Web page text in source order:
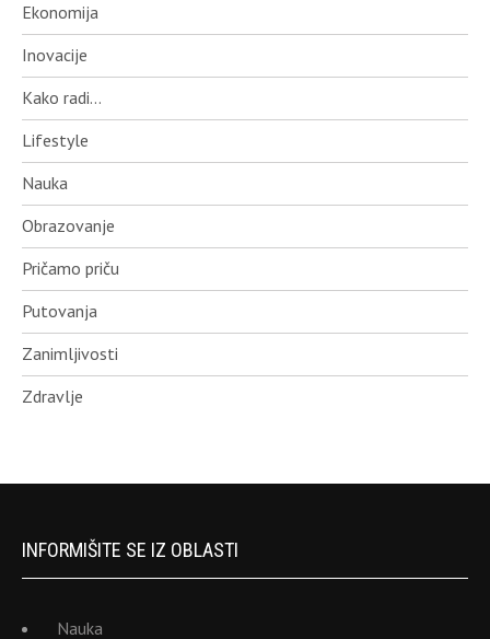
Ekonomija
Inovacije
Kako radi…
Lifestyle
Nauka
Obrazovanje
Pričamo priču
Putovanja
Zanimljivosti
Zdravlje
INFORMIŠITE SE IZ OBLASTI
Nauka